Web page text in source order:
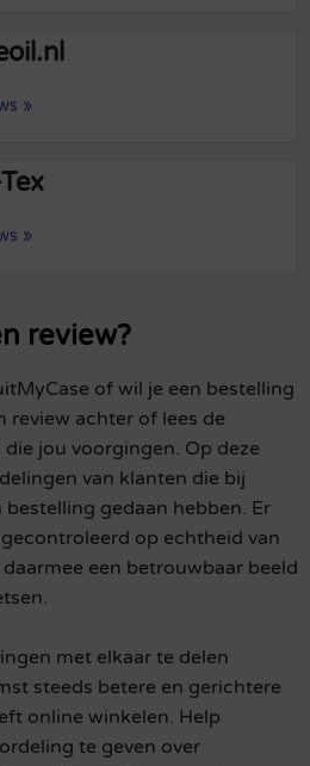
»
»
review?
of wil je een bestelling
review achter of lees de
jou voorgingen. Op deze
van klanten die bij
bestelling gedaan hebben. Er
op echtheid van
een betrouwbaar beeld
met elkaar te delen
steeds betere en gerichtere
online winkelen. Help
te geven over